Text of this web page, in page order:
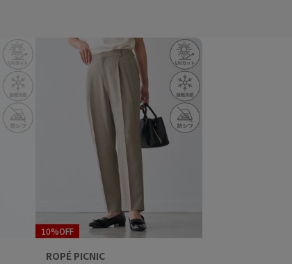
10%OFF
ROPÉ PICNIC